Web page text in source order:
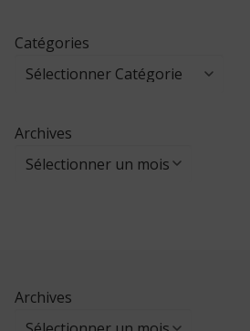
Catégories
Archives
Archives